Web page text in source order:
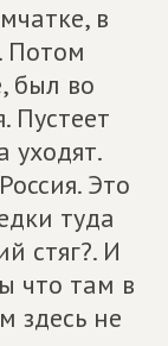
в
Потом
был во
Пустеет
уходят.
Это
туда
стяг?. И
что там в
здесь не